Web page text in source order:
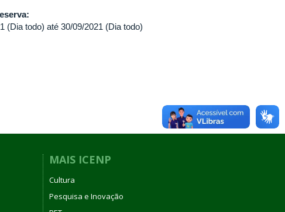
(Dia todo) até30/09/2021 (Dia todo)
MAIS ICENP
Cultura
Pesquisa e Inovação